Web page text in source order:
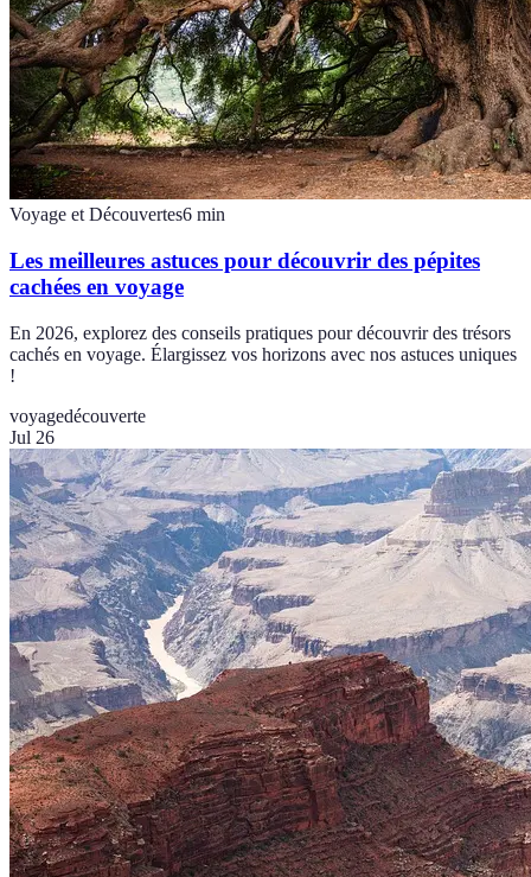
Voyage et Découvertes6 min
Les meilleures astuces pour découvrir des pépites
cachées en voyage
En 2026, explorez des conseils pratiques pour découvrir des trésors
cachés en voyage. Élargissez vos horizons avec nos astuces uniques
!
voyagedécouverte
Jul 26